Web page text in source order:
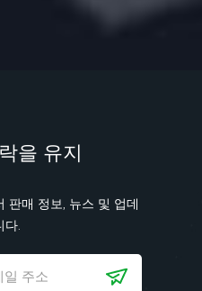
을 유지
판매 정보, 뉴스 및 업데
다.